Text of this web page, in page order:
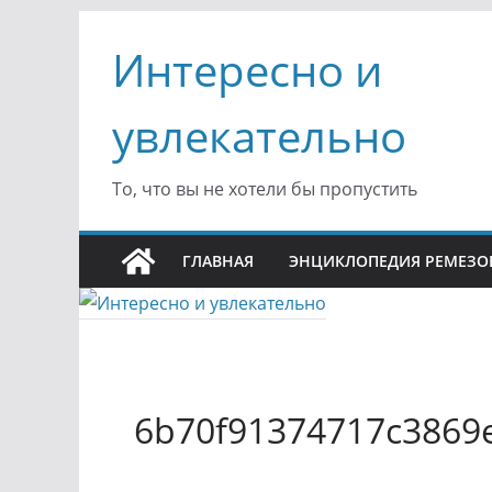
содержимому
Интересно и
увлекательно
То, что вы не хотели бы пропустить
ГЛАВНАЯ ЭНЦИКЛОПЕДИЯ